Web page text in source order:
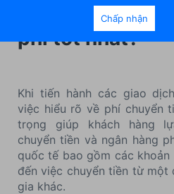
gồm gì? Ngân
phí tốt nhất?
Khi tiến hành các giao
việc hiểu rõ về phí chuyển
trọng giúp khách hàng
chuyển tiền và ngân hàng
quốc tế bao gồm các
đến việc chuyển tiền từ
gia khác.
Chấp nhận